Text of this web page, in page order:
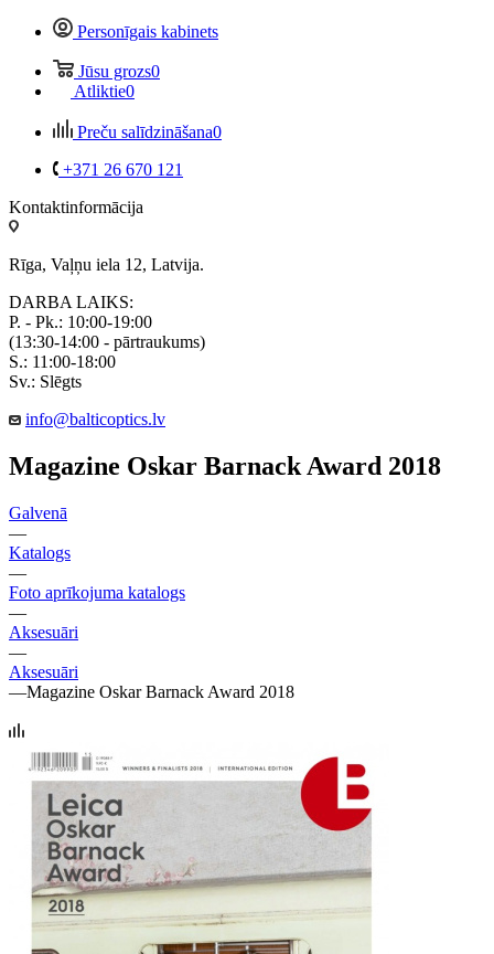
Personīgais kabinets
Jūsu grozs0
Atliktie0
Preču salīdzināšana0
+371 26 670 121
Kontaktinformācija
Rīga, Vaļņu iela 12, Latvija.
DARBA LAIKS:
P. - Pk.: 10:00-19:00
(13:30-14:00 - pārtraukums)
S.: 11:00-18:00
Sv.: Slēgts
info@balticoptics.lv
Magazine Oskar Barnack Award 2018
Galvenā
—
Katalogs
—
Foto aprīkojuma katalogs
—
Aksesuāri
—
Aksesuāri
—Magazine Oskar Barnack Award 2018